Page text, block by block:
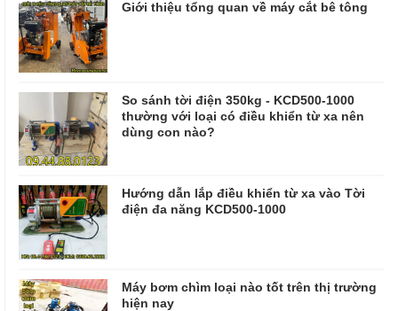
Giới thiệu tổng quan về máy cắt bê tông
So sánh tời điện 350kg - KCD500-1000
thường với loại có điều khiển từ xa nên
dùng con nào?
Hướng dẫn lắp điều khiển từ xa vào Tời
điện đa năng KCD500-1000
Máy bơm chìm loại nào tốt trên thị trường
hiện nay